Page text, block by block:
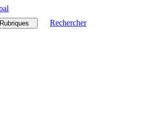
Rubriques Rechercher